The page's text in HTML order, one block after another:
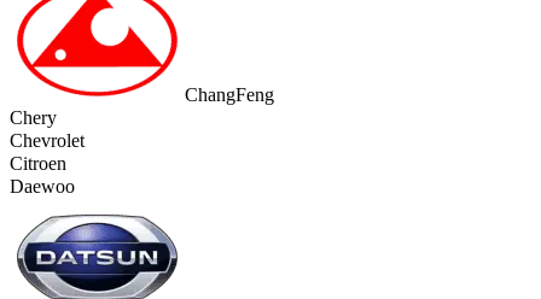
ChangFeng
Chery
Chevrolet
Citroen
Daewoo